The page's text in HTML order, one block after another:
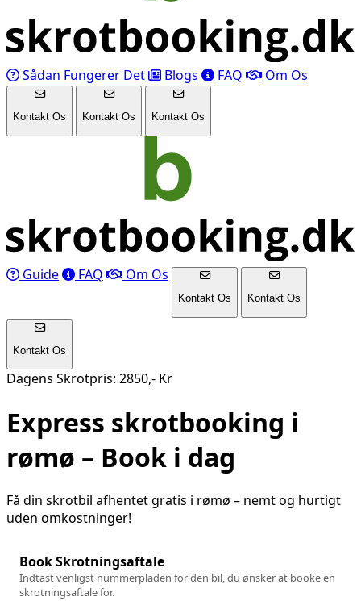
Sådan Fungerer Det Blogs FAQ Om Os
Kontakt Os Kontakt Os Kontakt Os
Guide FAQ Om Os
Kontakt Os Kontakt Os
Kontakt Os
Dagens Skrotpris: 2850,- Kr
Express skrotbooking i
rømø – Book i dag
Få din skrotbil afhentet gratis i rømø – nemt og hurtigt
uden omkostninger!
Book Skrotningsaftale
Indtast venligst nummerpladen for den bil, du ønsker at booke en
skrotningsaftale for.